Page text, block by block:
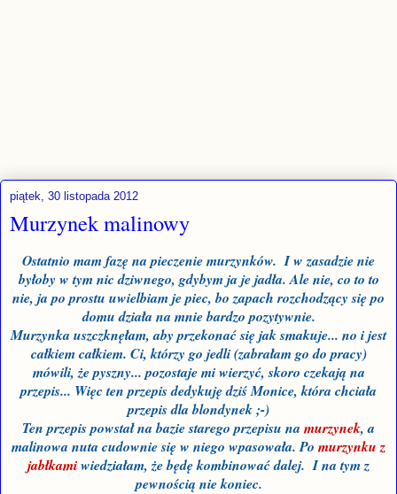
piątek, 30 listopada 2012
Murzynek malinowy
Ostatnio mam fazę na pieczenie murzynków. I w zasadzie nie
byłoby w tym nic dziwnego, gdybym ja je jadła. Ale nie, co to to
nie, ja po prostu uwielbiam je piec, bo zapach rozchodzący się po
domu działa na mnie bardzo pozytywnie.
Murzynka uszczknęłam, aby przekonać się jak smakuje... no i jest
całkiem całkiem. Ci, którzy go jedli (zabrałam go do pracy)
mówili, że pyszny... pozostaje mi wierzyć, skoro czekają na
przepis... Więc ten przepis dedykuję dziś Monice, która chciała
przepis dla blondynek ;-)
Ten przepis powstał na bazie starego przepisu na murzynek, a
malinowa nuta cudownie się w niego wpasowała. Po murzynku z
jabłkamiwiedziałam, że będę kombinować dalej. I na tym z
pewnością nie koniec.